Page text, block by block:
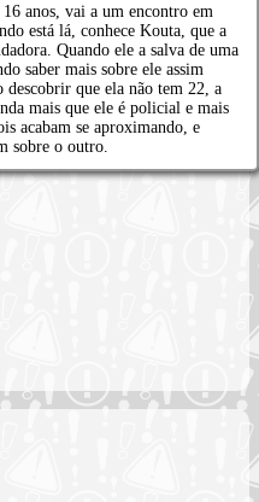
anos, vai a um encontro em
está lá, conhece Kouta, que a
Quando ele a salva de uma
saber mais sobre ele assim
descobrir que ela não tem 22, a
mais que ele é policial e mais
acabam se aproximando, e
sobre o outro.